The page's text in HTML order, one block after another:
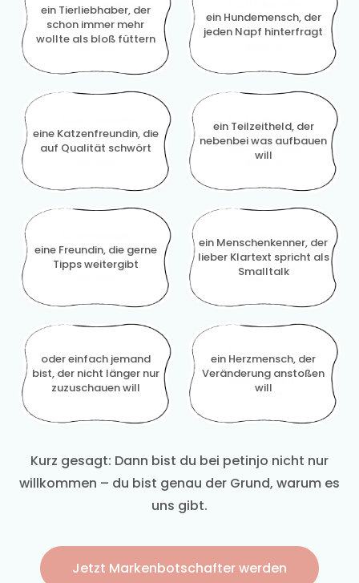
ein Tierliebhaber, der
schon immer mehr
wollte als bloß füttern
ein Hundemensch, der
jeden Napf hinterfragt
eine Katzenfreundin, die
auf Qualität schwört
ein Teilzeitheld, der
nebenbei was aufbauen
will
eine Freundin, die gerne
Tipps weitergibt
ein Menschenkenner, der
lieber Klartext spricht als
Smalltalk
oder einfach jemand
bist, der nicht länger nur
zuzuschauen will
ein Herzmensch, der
Veränderung anstoßen
will
Kurz gesagt: Dann bist du bei petinjo nicht nur
willkommen – du bist genau der Grund, warum es
uns gibt.
Jetzt Markenbotschafter werden